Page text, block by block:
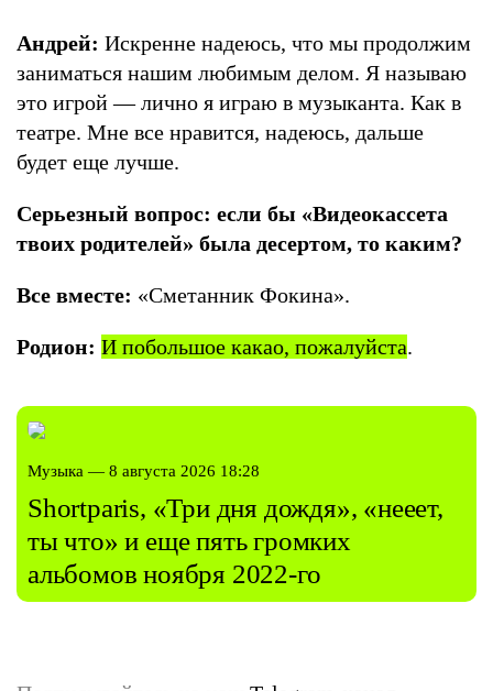
Андрей: Искренне надеюсь, что мы продолжим
заниматься нашим любимым делом. Я называю
это игрой — лично я играю в музыканта. Как в
театре. Мне все нравится, надеюсь, дальше
будет еще лучше.
Серьезный вопрос: если бы «Видеокассета
твоих родителей» была десертом, то каким?
Все вместе: «Сметанник Фокина».
Родион: И побольшое какао, пожалуйста.
Музыка — 8 августа 2026 18:28
Shortparis, «Три дня дождя», «нееет,
ты что» и еще пять громких
альбомов ноября 2022-го